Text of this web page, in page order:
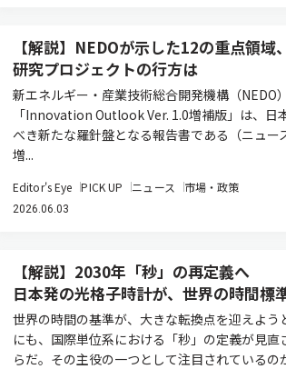
【解説】NEDOが示した12の重点領域
研究プロジェクトの行方は
新エネルギー・産業技術総合開発機構（NEDO
「Innovation Outlook Ver. 1.0増補版」は、日
べき新たな羅針盤となる報告書である（ニュー
増...
Editor's Eye PICK UP ニュース 市場・政策
2026.06.03
【解説】2030年「秒」の再定義へ
日本発の光格子時計が、世界の時間標
世界の時間の基準が、大きな転換点を迎えよう
にも、国際単位系における「秒」の定義が見直
らだ。その主役の一つとして注目されている